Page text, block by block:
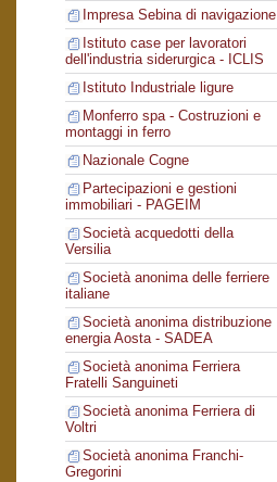
Impresa Sebina di navigazione
Istituto case per lavoratori
dell'industria siderurgica - ICLIS
Istituto Industriale ligure
Monferro spa - Costruzioni e
montaggi in ferro
Nazionale Cogne
Partecipazioni e gestioni
immobiliari - PAGEIM
Società acquedotti della
Versilia
Società anonima delle ferriere
italiane
Società anonima distribuzione
energia Aosta - SADEA
Società anonima Ferriera
Fratelli Sanguineti
Società anonima Ferriera di
Voltri
Società anonima Franchi-
Gregorini